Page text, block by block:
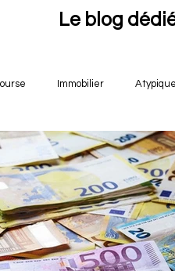
Le blog
Immobilier Atypique